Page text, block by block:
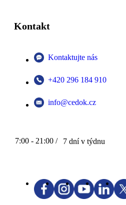
Kontakt
Kontaktujte nás
+420 296 184 910
info@cedok.cz
7:00 - 21:00 / 7 dní v týdnu